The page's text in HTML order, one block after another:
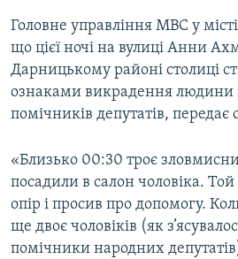
КРИМ РЕАЛІЇ
РУС
УКР
КТАТ
ДОЛУЧАЙСЯ!
Головне управління МВС у
що цієї ночі на вулиці Анни
Дарницькому районі столиці
ознаками викрадення людини
помічників депутатів,
«Близько 00:30 троє
посадили в салон чоловіка.
опір і просив про допомогу.
ще двоє чоловіків (як
помічники народних